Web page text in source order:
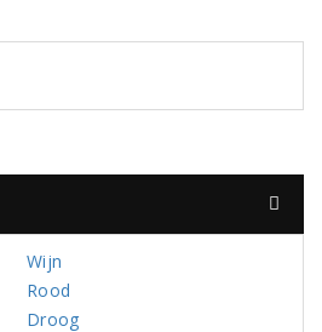
Wijn
Rood
Droog